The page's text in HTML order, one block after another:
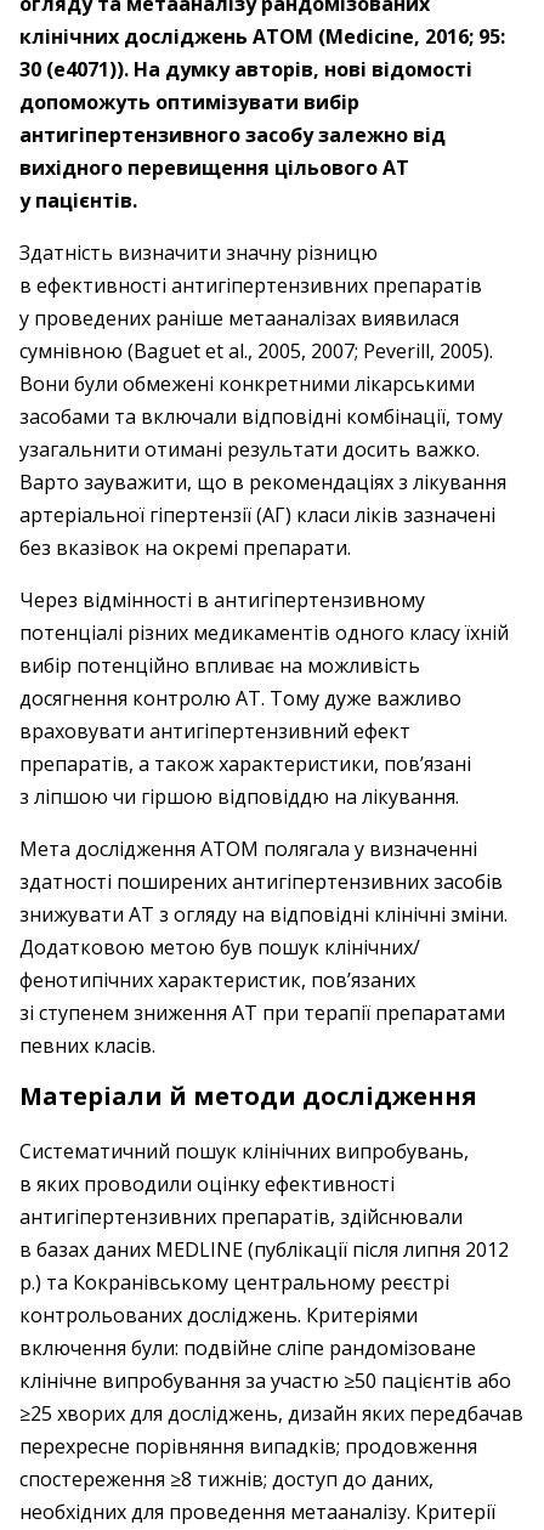
клінічних досліджень ATOM (Medicine, 2016; 95:
30 (e4071)). На думку авторів, нові відомості
допоможуть оптимізувати вибір
антигіпертензивного засобу залежно від
вихідного перевищення цільового АТ
у пацієнтів.
Здатність визначити значну різницю
в ефективності антигіпертензивних препаратів
у проведених раніше метааналізах виявилася
сумнівною (Baguet et al., 2005, 2007; Peverill, 2005).
Вони були обмежені конкретними лікарськими
засобами та включали відповідні комбінації, тому
узагальнити отимані результати досить важко.
Варто зауважити, що в рекомендаціях з лікування
артеріальної гіпертензії (АГ) класи ліків зазначені
без вказівок на окремі препарати.
Через відмінності в антигіпертензивному
потенціалі різних медикаментів одного класу їхній
вибір потенційно впливає на можливість
досягнення контролю АТ. Тому дуже важливо
враховувати антигіпертензивний ефект
препаратів, а також характеристики, пов’язані
з ліпшою чи гіршою відповіддю на лікування.
Мета дослідження ATOM полягала у визначенні
здатності поширених антигіпертензивних засобів
знижувати АТ з огляду на відповідні клінічні зміни.
Додатковою метою був пошук клінічних/
фенотипічних характеристик, пов’язаних
зі ступенем зниження АТ при терапії препаратами
певних класів.
Матеріали й методи дослідження
Систематичний пошук клінічних випробувань,
в яких проводили оцінку ефективності
антигіпертензивних препаратів, здійснювали
в базах даних MEDLINE (публікації після липня 2012
р.) та Кокранівському центральному реєстрі
контрольованих досліджень. Критеріями
включення були: подвійне сліпе рандомізоване
клінічне випробування за участю ≥50 пацієнтів або
≥25 хворих для досліджень, дизайн яких передбачав
перехресне порівняння випадків; продовження
спостереження ≥8 тижнів; доступ до даних,
необхідних для проведення метааналізу. Критерії